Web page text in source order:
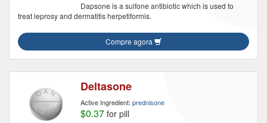
Dapsone is a sulfone antibiotic which is used to
treat leprosy and dermatitis herpetiformis.
Compre agora
Deltasone
Active Ingredient: prednisone
$0.37 for pill